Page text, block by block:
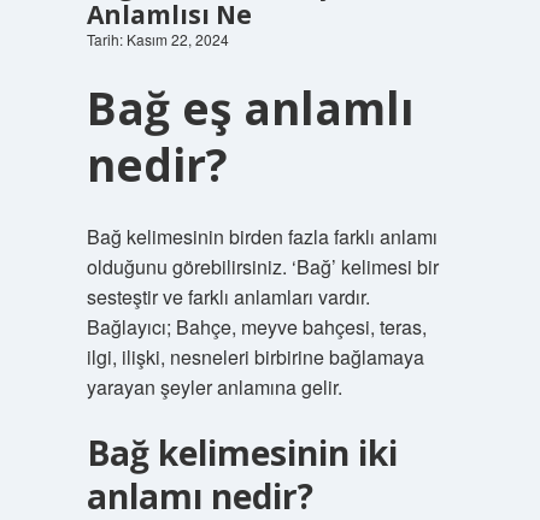
Anlamlısı Ne
Tarih: Kasım 22, 2024
Bağ eş anlamlı
nedir?
Bağ kelimesinin birden fazla farklı anlamı
olduğunu görebilirsiniz. ‘Bağ’ kelimesi bir
sesteştir ve farklı anlamları vardır.
Bağlayıcı; Bahçe, meyve bahçesi, teras,
ilgi, ilişki, nesneleri birbirine bağlamaya
yarayan şeyler anlamına gelir.
Bağ kelimesinin iki
anlamı nedir?